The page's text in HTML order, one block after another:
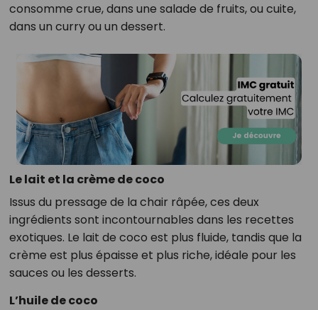
consomme crue, dans une salade de fruits, ou cuite,
dans un curry ou un dessert.
Le lait et la crème de coco
Issus du pressage de la chair râpée, ces deux
ingrédients sont incontournables dans les recettes
exotiques. Le lait de coco est plus fluide, tandis que la
crème est plus épaisse et plus riche, idéale pour les
sauces ou les desserts.
L’huile de coco